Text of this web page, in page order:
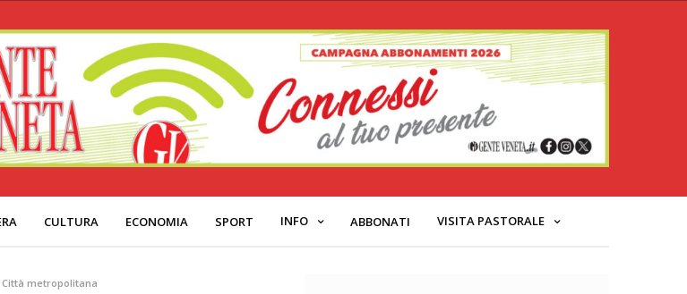
CULTURA ECONOMIA SPORT INFO ABBONATI VISITA PASTORALE
metropolitana